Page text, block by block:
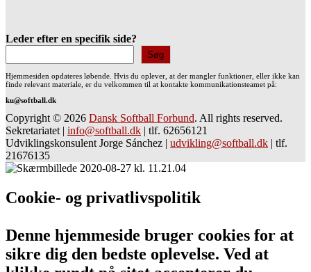
Leder efter en specifik side?
Søg
Hjemmesiden opdateres løbende. Hvis du oplever, at der mangler funktioner, eller ikke kan
finde relevant materiale, er du velkommen til at kontakte kommunikationsteamet på:
ku@softball.dk
Copyright © 2026 Dansk Softball Forbund. All rights reserved.
Sekretariatet | info@softball.dk | tlf. 62656121
Udviklingskonsulent Jorge Sánchez | udvikling@softball.dk | tlf.
21676135
Cookie- og privatlivspolitik
Denne hjemmeside bruger cookies for at
sikre dig den bedste oplevelse. Ved at